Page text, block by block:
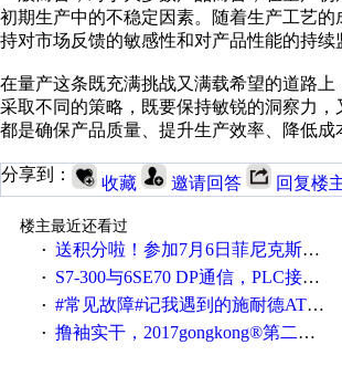
初期生产中的不稳定因素。随着生产工艺
持对市场反馈的敏感性和对产品性能的持续
在量产这条既充满挑战又满载希望的道路
采取不同的策略，既要保持敏锐的洞察力
都是确保产品质量、提升生产效率、降低成
分享到： 收藏 邀请回答 回复楼
楼主最近还看过
· 送积分啦！参加7月6日菲尼克斯在线研讨会即得
· S7-300与6SE70 DP通信，PLC接收到数据不稳定
· #常见故障#记我遇到的施耐德ATV12变频器故障
· 撸袖实干，2017gongkong®第二届智造工程师节正式起航！